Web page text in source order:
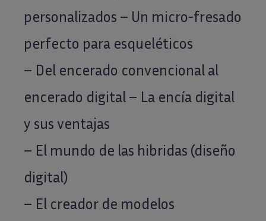
personalizados – Un micro-fresado
perfecto para esqueléticos
– Del encerado convencional al
encerado digital – La encía digital
y sus ventajas
– El mundo de las hibridas (diseño
digital)
– El creador de modelos